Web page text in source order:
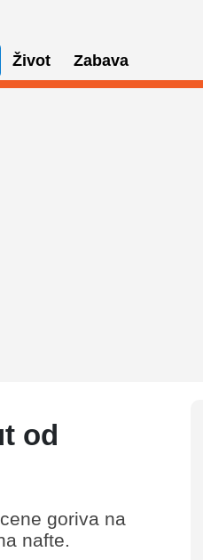
Život Zabava
od
goriva na
nafte.